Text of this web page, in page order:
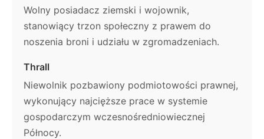
Wolny posiadacz ziemski i wojownik,
stanowiący trzon społeczny z prawem do
noszenia broni i udziału w zgromadzeniach.
Thrall
Niewolnik pozbawiony podmiotowości prawnej,
wykonujący najcięższe prace w systemie
gospodarczym wczesnośredniowiecznej
Północy.